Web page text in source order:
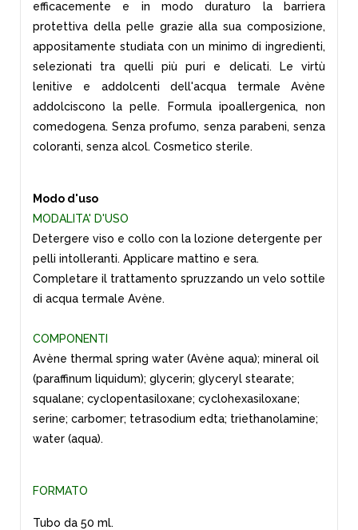
efficacemente e in modo duraturo la barriera
protettiva della pelle grazie alla sua composizione,
appositamente studiata con un minimo di ingredienti,
selezionati tra quelli più puri e delicati. Le virtù
lenitive e addolcenti dell'acqua termale Avène
addolciscono la pelle. Formula ipoallergenica, non
comedogena. Senza profumo, senza parabeni, senza
coloranti, senza alcol. Cosmetico sterile.
Modo d'uso
MODALITA' D'USO
Detergere viso e collo con la lozione detergente per
pelli intolleranti. Applicare mattino e sera.
Completare il trattamento spruzzando un velo sottile
di acqua termale Avène.
COMPONENTI
Avène thermal spring water (Avène aqua); mineral oil
(paraffinum liquidum); glycerin; glyceryl stearate;
squalane; cyclopentasiloxane; cyclohexasiloxane;
serine; carbomer; tetrasodium edta; triethanolamine;
water (aqua).
FORMATO
Tubo da 50 ml.